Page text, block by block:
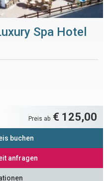
Spa Hotel
Preis ab € 125,00
buchen
anfragen